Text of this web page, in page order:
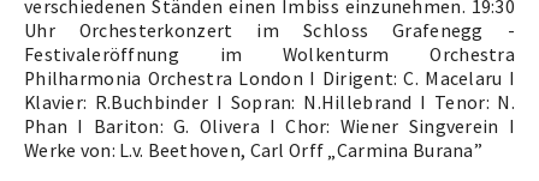
verschiedenen Ständen einen Imbiss einzunehmen. 19:30
Uhr Orchesterkonzert im Schloss Grafenegg -
Festivaleröffnung im Wolkenturm Orchestra
Philharmonia Orchestra London I Dirigent: C. Macelaru I
Klavier: R.Buchbinder I Sopran: N.Hillebrand I Tenor: N.
Phan I Bariton: G. Olivera I Chor: Wiener Singverein I
Werke von: L.v. Beethoven, Carl Orff „Carmina Burana”